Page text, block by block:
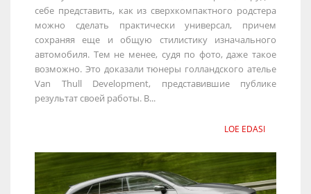
себе представить, как из сверхкомпактного родстера
можно сделать практически универсал, причем
сохраняя еще и общую стилистику изначального
автомобиля. Тем не менее, судя по фото, даже такое
возможно. Это доказали тюнеры голландского ателье
Van Thull Development, представившие публике
результат своей работы. В...
LOE EDASI